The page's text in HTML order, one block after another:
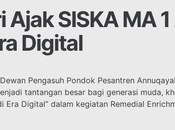
SISKA MA
Digital
Pengasuh Pondok Pesantren
tantangan besar bagi generasi muda,
Digital” dalam kegiatan Remedial